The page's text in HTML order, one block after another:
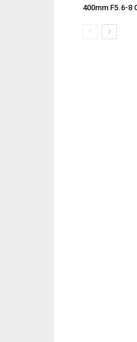
400mm F5.6-8